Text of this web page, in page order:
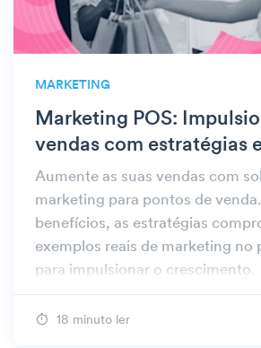
MARKETING
Marketing POS:
vendas com estratégias
Aumente as suas vendas com
marketing para pontos de
benefícios, as estratégias
exemplos reais de marketing no
para impulsionar o crescimento.
18 minuto ler